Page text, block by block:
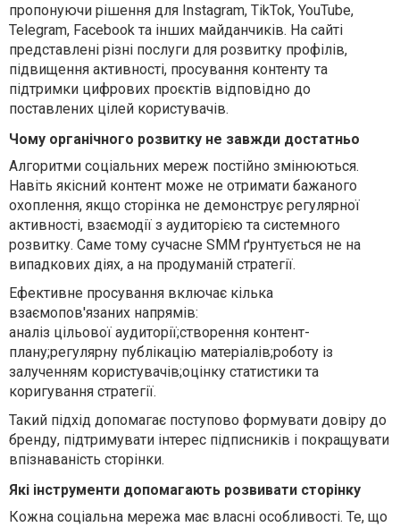
пропонуючи рішення для Instagram, TikTok, YouTube,
Telegram, Facebook та інших майданчиків. На сайті
представлені різні послуги для розвитку профілів,
підвищення активності, просування контенту та
підтримки цифрових проєктів відповідно до
поставлених цілей користувачів.
Чому органічного розвитку не завжди достатньо
Алгоритми соціальних мереж постійно змінюються.
Навіть якісний контент може не отримати бажаного
охоплення, якщо сторінка не демонструє регулярної
активності, взаємодії з аудиторією та системного
розвитку. Саме тому сучасне SMM ґрунтується не на
випадкових діях, а на продуманій стратегії.
Ефективне просування включає кілька
взаємопов'язаних напрямів:
аналіз цільової аудиторії;створення контент-
плану;регулярну публікацію матеріалів;роботу із
залученням користувачів;оцінку статистики та
коригування стратегії.
Такий підхід допомагає поступово формувати довіру до
бренду, підтримувати інтерес підписників і покращувати
впізнаваність сторінки.
Які інструменти допомагають розвивати сторінку
Кожна соціальна мережа має власні особливості. Те, що